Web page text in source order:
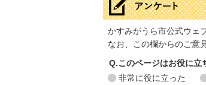
かすみがうら市公式ウェ
なお、この欄からのご意
Q.このページはお役に立
非常に役に立った